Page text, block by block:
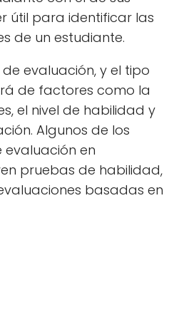
útil para identificar las
de un estudiante.
evaluación, y el tipo
de factores como la
el nivel de habilidad y
Algunos de los
evaluación en
pruebas de habilidad,
basadas en